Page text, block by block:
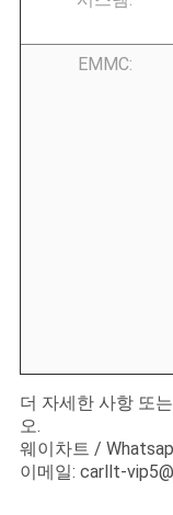
EMMC:
더 자세한 사항 또
오.
웨이차트 /
이메일: carllt-